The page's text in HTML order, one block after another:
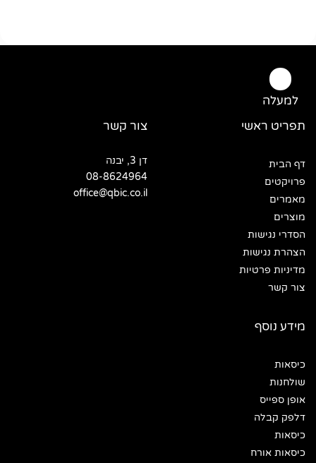
למעלה
תפריט ראשי
דף הבית
פרויקטים
מאמרים
מוצרים
הסדרי נגישות
הצהרת נגישות
מדיניות פרטיות
צור קשר
מידע נוסף
כיסאות
שולחנות
אופן ספייס
דלפק קבלה
כיסאות
כיסאות אורח
צור קשר
דן 3, יבנה
08-8624964
office@qbic.co.il